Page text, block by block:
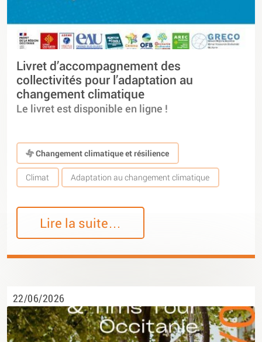
Livret d’accompagnement des
collectivités pour l’adaptation au
changement climatique
Le livret est disponible en ligne !
Changement climatique et résilience
Climat Adaptation au changement climatique
Lire la suite…
22/06/2026